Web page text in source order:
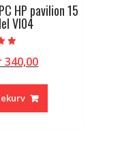
HP pavilion 15
VI04
340,00Nåværende
kr 340,00.